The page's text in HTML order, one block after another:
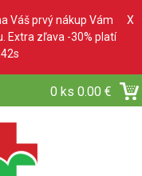
Váš prvý nákup Vám
Extra zľava -30% platí
X
0 ks 0.00 €